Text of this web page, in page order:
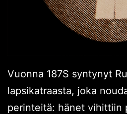
Vuonna 187S syntynyt
lapsikatraasta, joka
perinteitä: hänet vihittiin